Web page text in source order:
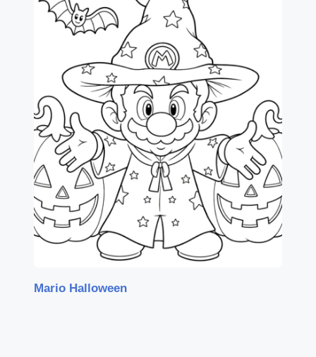
Mario Halloween